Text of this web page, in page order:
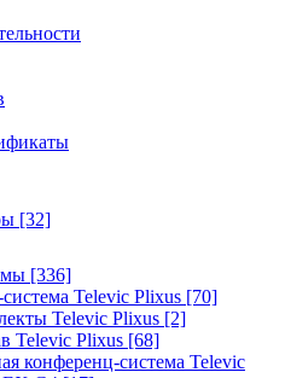
[32]
[336]
Televic Plixus [70]
Televic Plixus [2]
Televic Plixus [68]
конференц-система Televic